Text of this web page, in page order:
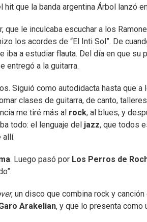
hit que la banda argentina Árbol lanzó
le inculcaba escuchar a los
los acordes de “El Inti Sol”. De
iba a estudiar flauta. Del día en que
entregó a la guitarra.
Siguió como autodidacta hasta que a
clases de guitarra, de canto,
me tiré más al rock, al blues, y
todo: el lenguaje del jazz, que todos
allí.
. Luego pasó por Los Perros de
, un disco que combina rock y
Arakelian, y que lo presenta como